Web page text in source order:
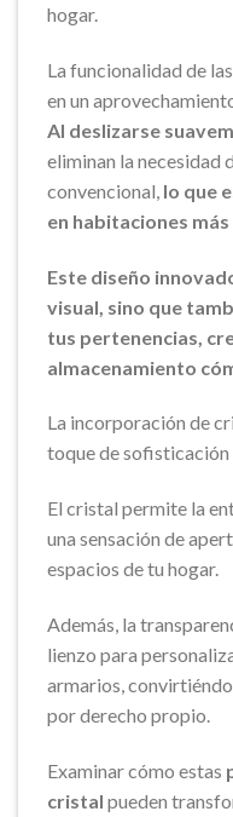
hogar.
La funcionalidad de las
en un
Al deslizarse
eliminan la necesidad
convencional, lo que
en habitaciones
Este diseño
visual, sino que
tus pertenencias,
almacenamiento
La incorporación de
toque de sofisticación
El cristal permite la
una sensación de
espacios de tu hogar.
Además, la
lienzo para
armarios,
por derecho propio.
Examinar cómo estas
cristal pueden